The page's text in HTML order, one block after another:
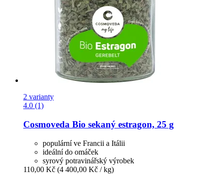
2 varianty
4.0 (1)
Cosmoveda Bio sekaný estragon, 25 g
populární ve Francii a Itálii
ideální do omáček
syrový potravinářský výrobek
110,00 Kč (4 400,00 Kč / kg)